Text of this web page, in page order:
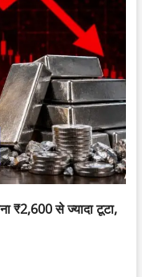
₹2,600 से ज्यादा टूटा,